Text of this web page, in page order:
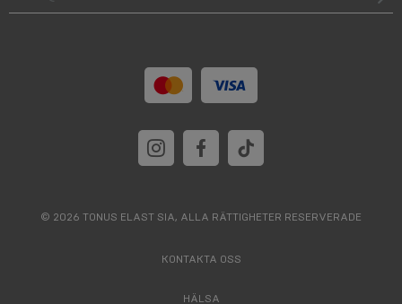
© 2026 TONUS ELAST SIA, ALLA RÄTTIGHETER RESERVERADE
KONTAKTA OSS
HÄLSA